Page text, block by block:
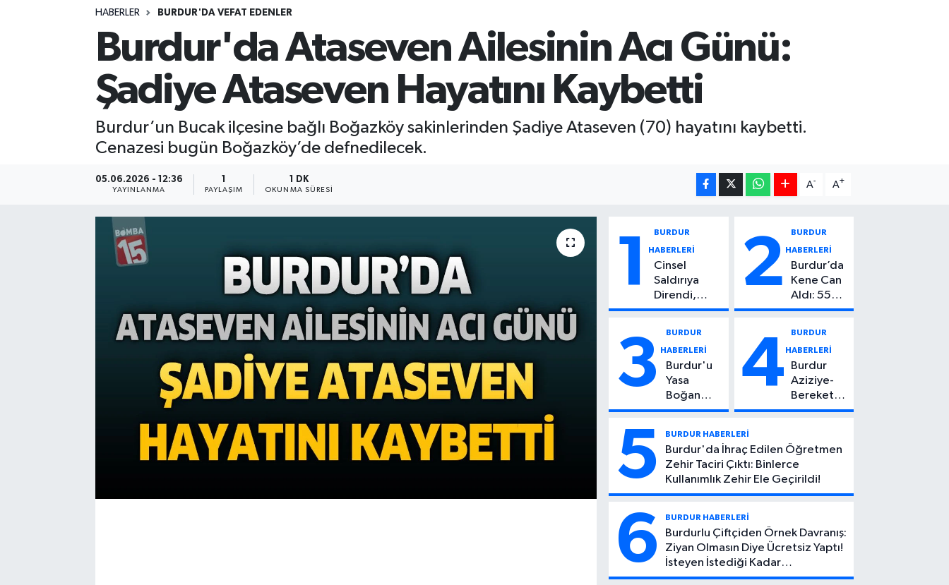
HABERLER BURDUR'DA VEFAT EDENLER
Burdur'da Ataseven Ailesinin Acı Günü:
Şadiye Ataseven Hayatını Kaybetti
Burdur’un Bucak ilçesine bağlı Boğazköy sakinlerinden Şadiye Ataseven (70) hayatını kaybetti.
Cenazesi bugün Boğazköy’de defnedilecek.
05.06.2026 - 12:36
YAYINLANMA PAYLAŞIM
1 DK
OKUNMA SÜRESI
A- A+
1 BURDUR
HABERLERİ
Cinsel
Saldırıya
Direndi,
Başından
Çocuktan
Kötü Haber!
2 BURDUR
HABERLERİ
Burdur’da
Kene Can
Aldı: 55
Yaşındaki
Kaybetti
3 BURDUR
HABERLERİ
Burdur'u
Yasa
Boğan
Ölüm:
Can Atıcı
Genç
Yaşta
Yaşamını
Yitirdi
4 BURDUR
HABERLERİ
Burdur
Aziziye-
Bereket
Köyü
Feci Kaza:
1 Ölü, 2
Yaralı
5 BURDUR HABERLERİ
Burdur'da İhraç Edilen Öğretmen
Zehir Taciri Çıktı: Binlerce
Kullanımlık Zehir Ele Geçirildi!
6 BURDUR HABERLERİ
Burdurlu Çiftçiden Örnek Davranış:
Ziyan Olmasın Diye Ücretsiz Yaptı!
İsteyen İstediği Kadar
Toplayabilecek